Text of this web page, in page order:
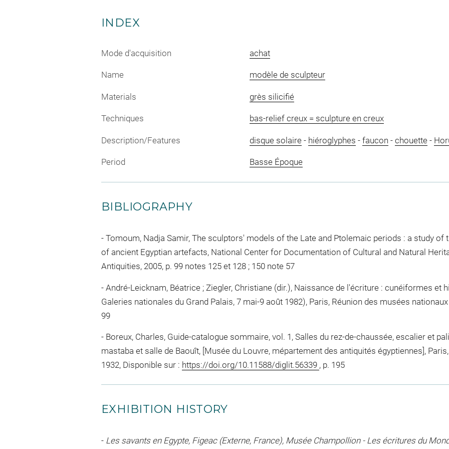
INDEX
Mode d'acquisition achat
Name modèle de sculpteur
Materials grès silicifié
Techniques bas-relief creux = sculpture en creux
Description/Features disque solaire- hiéroglyphes - faucon - chouette-
Period Basse Époque
BIBLIOGRAPHY
Tomoum, Nadja Samir, The sculptors' models of the Late and Ptolemaic periods : a study of
of ancient Egyptian artefacts, National Center for Documentation of Cultural and Natural
Antiquities, 2005, p. 99 notes 125 et 128 ; 150 note 57
André-Leicknam, Béatrice ; Ziegler, Christiane (dir.), Naissance de l'écriture : cunéiformes et
Galeries nationales du Grand Palais, 7 mai-9 août 1982), Paris, Réunion des musées nationaux
99
Boreux, Charles, Guide-catalogue sommaire, vol. 1, Salles du rez-de-chaussée, escalier et
mastaba et salle de Baouît, [Musée du Louvre, mépartement des antiquités égyptiennes],
1932, Disponible sur : https://doi.org/10.11588/diglit.56339 , p. 195
EXHIBITION HISTORY
- Les savants en Egypte, Figeac (Externe, France), Musée Champollion - Les écritures du